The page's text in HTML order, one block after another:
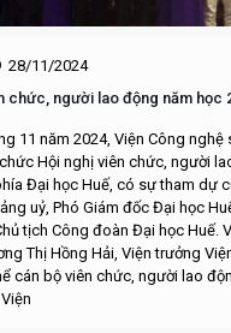
28/11/2024
chức, người lao động năm học
11 năm 2024, Viện Công
Hội nghị viên chức, người
Đại học Huế, có sự tham dự
uỷ, Phó Giám đốc Đại học
tịch Công đoàn Đại học Huế.
Thị Hồng Hải, Viện trưởng
cán bộ viên chức, người lao